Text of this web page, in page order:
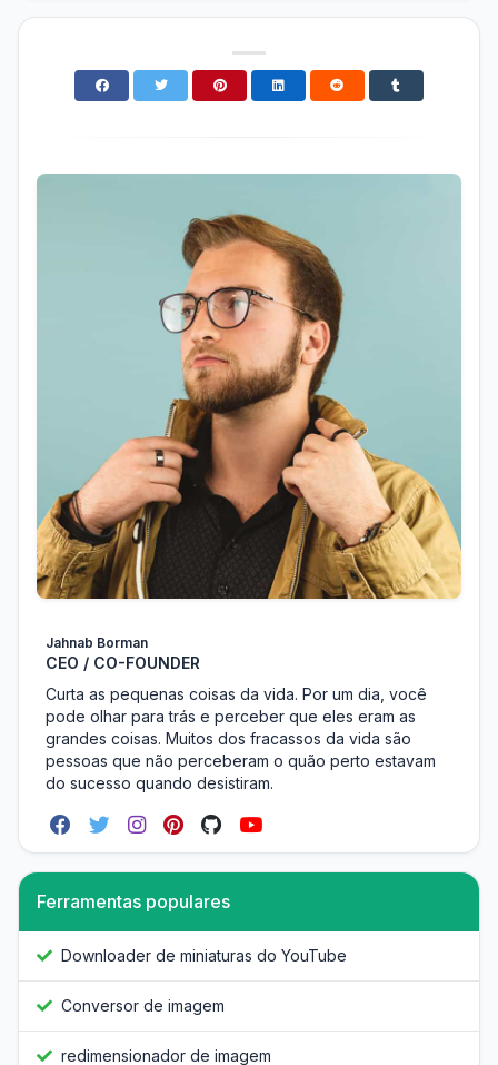
Jahnab Borman
CEO / CO-FOUNDER
Curta as pequenas coisas da vida. Por um dia, você
pode olhar para trás e perceber que eles eram as
grandes coisas. Muitos dos fracassos da vida são
pessoas que não perceberam o quão perto estavam
do sucesso quando desistiram.
Ferramentas populares
Downloader de miniaturas do YouTube
Conversor de imagem
redimensionador de imagem